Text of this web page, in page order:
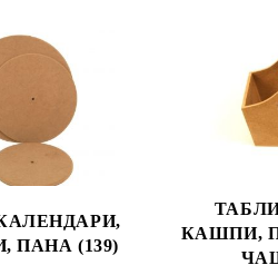
ПАНА (139)
КАШПИ,